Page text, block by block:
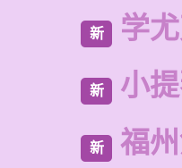
新 学
新 小
新 福